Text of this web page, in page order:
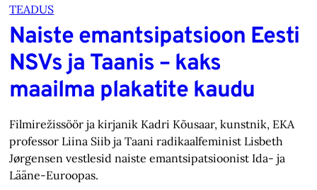
TEADUS
Naiste emantsipatsioon Eesti
NSVs ja Taanis – kaks
maailma plakatite kaudu
Filmirežissöör ja kirjanik Kadri Kõusaar, kunstnik, EKA
professor Liina Siib ja Taani radikaalfeminist Lisbeth
Jørgensen vestlesid naiste emantsipatsioonist Ida- ja
Lääne-Euroopas.